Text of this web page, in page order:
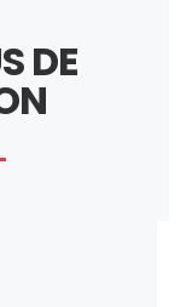
DE